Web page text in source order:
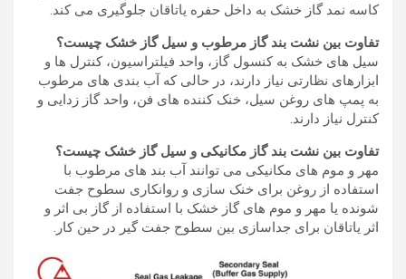
کاسه نمد گاز خشک به داخل حفره یاتاقان جلوگیری می کند.
تفاوت بین نشت بند گاز مرطوب و سیل گاز خشک چیست؟
سیل های خشک به کنسول گاز، واحد فیلتراسیون، کنترل ها و
ابزارهای نظارتی نیاز دارند، در حالی که آب بندی های مرطوب
به پمپ های روغن سیل، خنک کننده های فن، واحد گاز زدایی و
کنترل نیاز دارند.
تفاوت بین نشت بند گاز مکانیکی و سیل گاز خشک چیست؟
مهر و موم های مکانیکی می توانند آب بند های مرطوب با
استفاده از روغن برای خنک سازی و روانکاری سطوح جفت
شونده یا مهر و موم های گاز خشک با استفاده از گاز بی اثر و
اثر یاتاقان برای جداسازی بین سطوح جفت گیر در حین کار.